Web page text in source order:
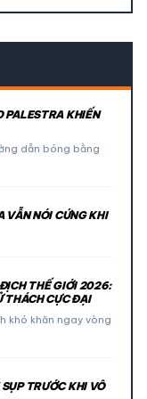
PALESTRA KHIẾN
dẫn bóng bằng
VẪN NÓI CỨNG KHI
THẾ GIỚI 2026:
THÁCH CỰC ĐẠI
khó khăn ngay vòng
TRƯỚC KHI VÔ